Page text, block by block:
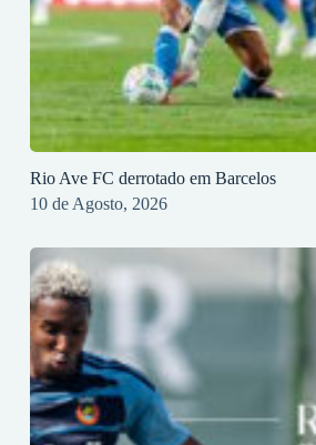
Rio Ave FC derrotado em Barcelos
10 de Agosto, 2026